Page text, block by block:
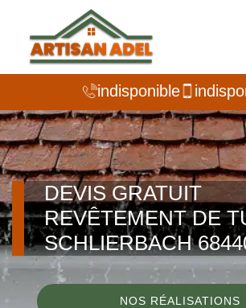
indisponible
DEVIS GRATUIT
REVÊTEMENT DE
SCHLIERBACH
NOS RÉALISATIONS